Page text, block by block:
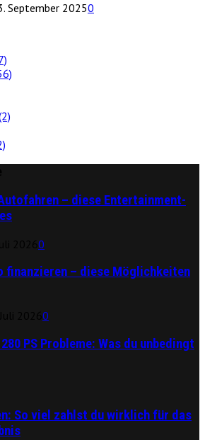
September 20250
– diese Entertainment-
0
finanzieren – diese Möglichkeiten
0
PS Probleme: Was du unbedingt
So viel zahlst du wirklich für das